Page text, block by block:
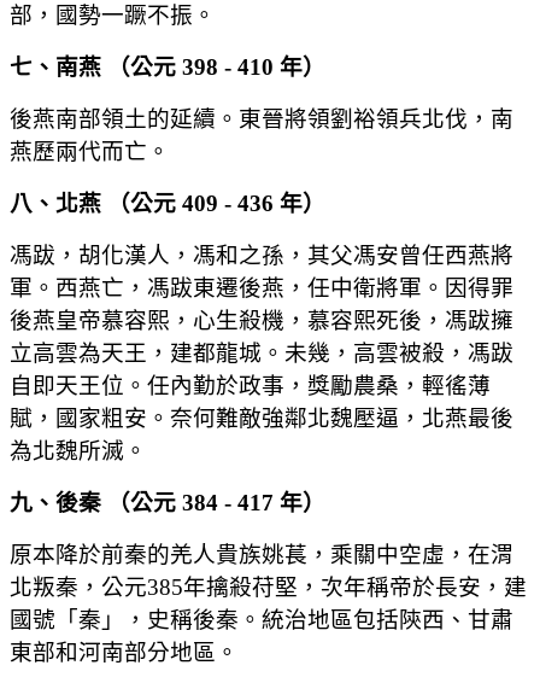
部，國勢一蹶不振。
七、南燕 （公元 398 - 410 年）
後燕南部領土的延續。東晉將領劉裕領兵北伐，南
燕歷兩代而亡。
八、北燕 （公元 409 - 436 年）
馮跋，胡化漢人，馮和之孫，其父馮安曾任西燕將
軍。西燕亡，馮跋東遷後燕，任中衛將軍。因得罪
後燕皇帝慕容熙，心生殺機，慕容熙死後，馮跋擁
立高雲為天王，建都龍城。未幾，高雲被殺，馮跋
自即天王位。任內勤於政事，獎勵農桑，輕徭薄
賦，國家粗安。奈何難敵強鄰北魏壓逼，北燕最後
為北魏所滅。
九、後秦 （公元 384 - 417 年）
原本降於前秦的羌人貴族姚萇，乘關中空虛，在渭
北叛秦，公元385年擒殺苻堅，次年稱帝於長安，建
國號「秦」，史稱後秦。統治地區包括陝西、甘肅
東部和河南部分地區。